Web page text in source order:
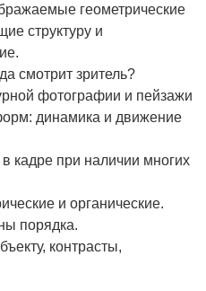
геометрические
структуру и
смотрит зритель?
фотографии и пейзажи
динамика и движение
кадре при наличии многих
и органические.
порядка.
контрасты,